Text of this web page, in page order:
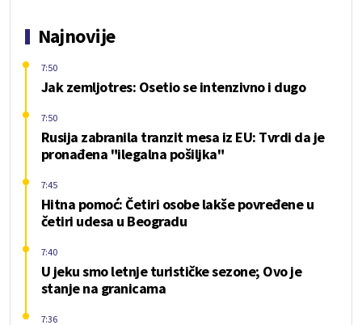
Najnovije
Jak zemljotres: Osetio se intenzivno i dugo
7:50
Rusija zabranila tranzit mesa iz EU: Tvrdi da je
pronađena "ilegalna pošiljka"
7:50
Hitna pomoć: Četiri osobe lakše povređene u
četiri udesa u Beogradu
7:45
U jeku smo letnje turističke sezone; Ovo je
stanje na granicama
7:40
7:36